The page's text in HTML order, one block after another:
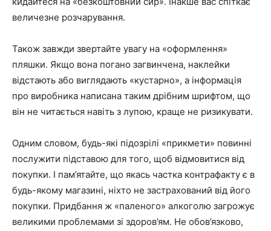
величезне розчарування.
Також завжди звертайте увагу на «оформлення»
пляшки. Якщо вона погано загвинчена, наклейки
відстають або виглядають «кустарно», а інформація
про виробника написана таким дрібним шрифтом, що
він не читається навіть з лупою, краще не ризикувати.
Одним словом, будь-які підозрілі «прикмети» повинні
послужити підставою для того, щоб відмовитися від
покупки. І пам’ятайте, що якась частка контрафакту є в
будь-якому магазині, ніхто не застрахований від його
покупки. Придбання ж «паленого» алкоголю загрожує
великими проблемами зі здоров’ям. Не обов’язково,